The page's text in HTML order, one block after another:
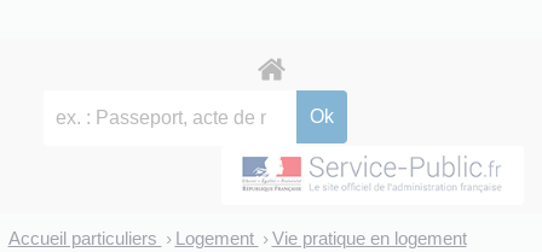
Accueil particuliers > Logement > Vie pratique en logement